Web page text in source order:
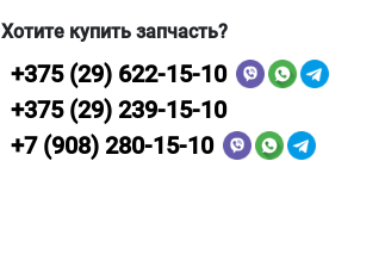
Хотите купить запчасть?
+375 (29) 622-15-10
+375 (29) 239-15-10
+7 (908) 280-15-10